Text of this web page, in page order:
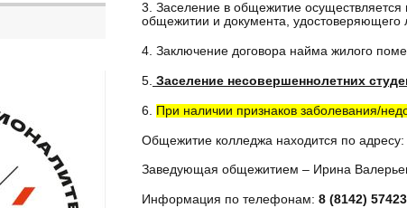
3. Заселение в общежитие
общежитии и документа, удостоверяющего
4. Заключение договора найма жилого
5. Заселение несовершеннолетних
6. При наличии признаков заболевания/
Общежитие колледжа находится по адресу:
Заведующая общежитием – Ирина
Информация по телефонам: 8 (8142)